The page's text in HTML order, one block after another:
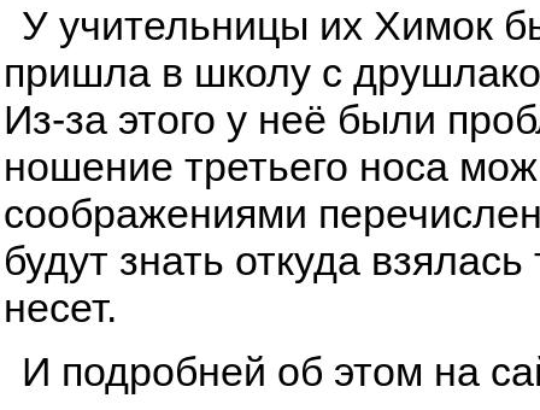
У учительницы их Химок
пришла в школу с
Из-за этого у неё были
ношение третьего носа
соображениями
будут знать откуда
несет.
И подробней об этом на